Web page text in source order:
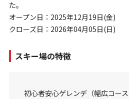
た。
オープン日：2025年12月19日(金)
クローズ日：2026年04月05日(日)
スキー場の特徴
初心者安心ゲレンデ（幅広コー